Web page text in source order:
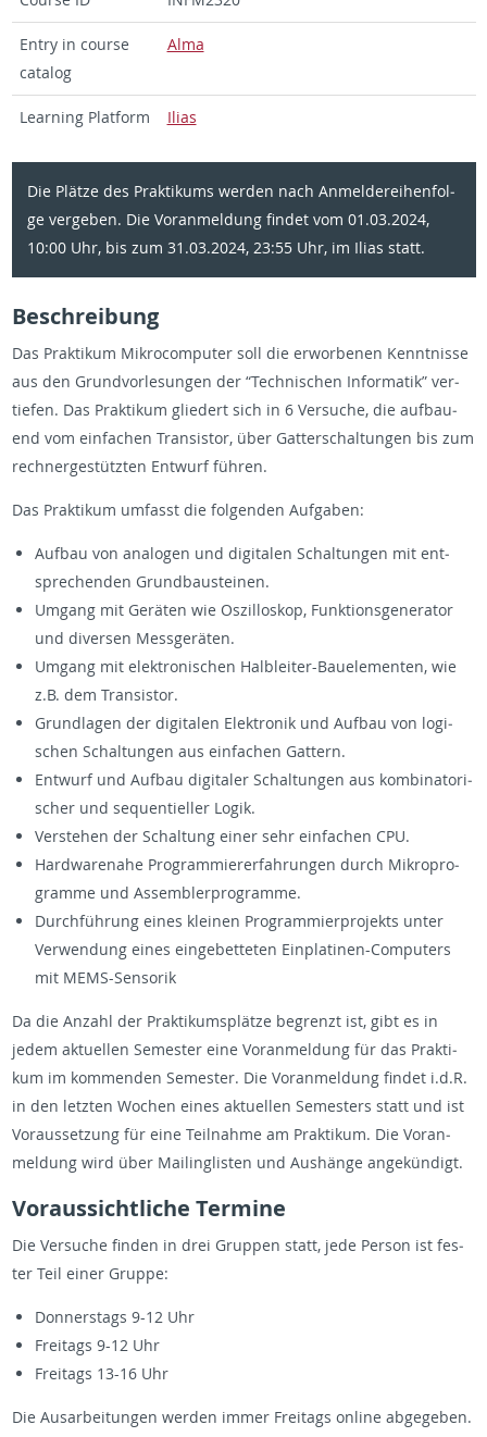
Entry in cour­se
ca­ta­log
Alma
Learning Plat­form Ilias
Die Plät­ze des Prak­ti­kums wer­den nach An­mel­de­rei­hen­fol­
ge ver­ge­ben. Die Vor­an­mel­dung fin­det vom 01.03.2024,
10:00 Uhr, bis zum 31.03.2024, 23:55 Uhr, im Ilias statt.
Be­schrei­bung
Das Prak­ti­kum Mi­kro­com­pu­ter soll die er­wor­be­nen Kennt­nis­se
aus den Grund­vor­le­sun­gen der “Tech­ni­schen In­for­ma­tik” ver­
tie­fen. Das Prak­ti­kum glie­dert sich in 6 Ver­su­che, die auf­bau­
end vom ein­fa­chen Tran­sis­tor, über Gat­ter­schal­tun­gen bis zum
rech­ner­ge­stütz­ten Ent­wurf füh­ren.
Das Prak­ti­kum um­fasst die fol­gen­den Auf­ga­ben:
Auf­bau von ana­lo­gen und di­gi­ta­len Schal­tun­gen mit ent­
spre­chen­den Grund­bau­stei­nen.
Um­gang mit Ge­rä­ten wie Os­zil­lo­skop, Funk­ti­ons­ge­ne­ra­tor
und di­ver­sen Mess­ge­rä­ten.
Um­gang mit elek­tro­ni­schen Halb­lei­ter-Bau­ele­men­ten, wie
z.B. dem Tran­sis­tor.
Grund­la­gen der di­gi­ta­len Elek­tro­nik und Auf­bau von lo­gi­
schen Schal­tun­gen aus ein­fa­chen Gat­tern.
Ent­wurf und Auf­bau di­gi­ta­ler Schal­tun­gen aus kom­bi­na­to­ri­
scher und se­quen­ti­el­ler Logik.
Ver­ste­hen der Schal­tung einer sehr ein­fa­chen CPU.
Hard­ware­na­he Pro­gram­mier­erfah­run­gen durch Mi­kro­pro­
gram­me und As­sem­bler­pro­gram­me.
Durch­füh­rung eines klei­nen Pro­gram­mier­pro­jekts unter
Ver­wen­dung eines ein­ge­bet­te­ten Ein­pla­ti­nen-Com­pu­ters
mit MEMS-Sen­so­rik
Da die An­zahl der Prak­ti­kums­plät­ze be­grenzt ist, gibt es in
jedem ak­tu­el­len Se­mes­ter eine Vor­an­mel­dung für das Prak­ti­
kum im kom­men­den Se­mes­ter. Die Vor­an­mel­dung fin­det i.d.R.
in den letz­ten Wo­chen eines ak­tu­el­len Se­mes­ters statt und ist
Vor­aus­set­zung für eine Teil­nah­me am Prak­ti­kum. Die Vor­an­
mel­dung wird über Mai­ling­lis­ten und Aus­hän­ge an­ge­kün­digt.
Vor­aus­sicht­li­che Ter­mi­ne
Die Ver­su­che fin­den in drei Grup­pen statt, jede Per­son ist fes­
ter Teil einer Grup­pe:
Don­ners­tags 9-12 Uhr
Frei­tags 9-12 Uhr
Frei­tags 13-16 Uhr
Die Aus­ar­bei­tun­gen wer­den immer Frei­tags on­line ab­ge­ge­ben.